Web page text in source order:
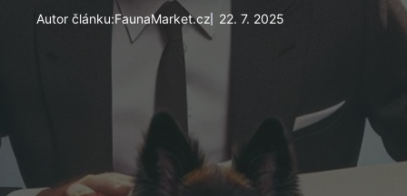
Autor článku:FaunaMarket.cz 22. 7. 2025